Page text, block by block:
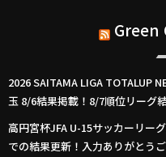
Green
2026 SAITAMA LIGA TOTALUP
玉 8/6結果掲載！8/7順位リーグ
高円宮杯JFA U-15サッカーリー
での結果更新！入力ありがとう